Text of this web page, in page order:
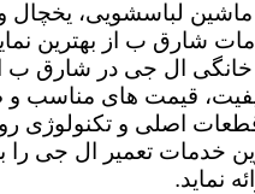
لباسشویی، یخچال
شارق ب از بهترین
خانگی ال جی در شارق ب
قیمت های مناسب
اصلی و تکنولوژی
خدمات تعمیر ال جی را
نماید.